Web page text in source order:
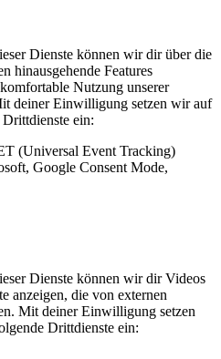
Dienste können wir dir über die
hinausgehende Features
Nutzung unserer
deiner Einwilligung setzen wir auf
ein:
(Universal Event Tracking)
Google Consent Mode,
Dienste können wir dir Videos
anzeigen, die von externen
Mit deiner Einwilligung setzen
Drittdienste ein: